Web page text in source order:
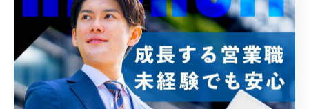
実際の現場では、分からないことをそのままにせず、先
輩や上司に積極的に聞くことで業務理解が深まります。
さらに、日々のロールプレイや同行営業を通じて実践力
を磨くことで、自信につながる成功体験を積み重ねられ
ます。最初から完璧を目指さず、失敗を恐れずに一歩ず